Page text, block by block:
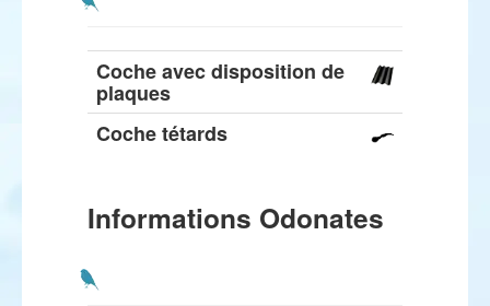
Coche avec disposition de
plaques
Coche tétards
Informations Odonates